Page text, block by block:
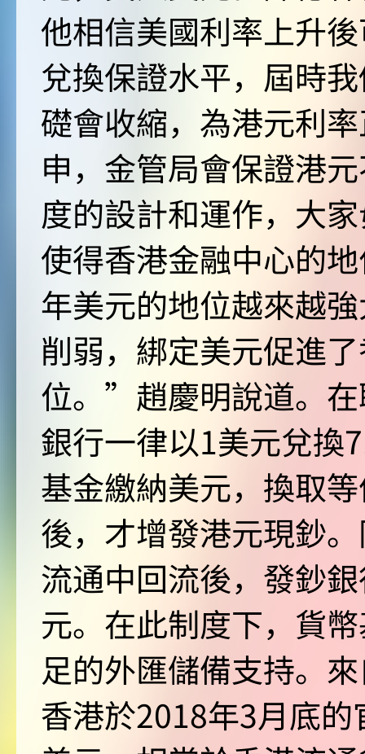
他相信美國利率上升
兌換保證水平，屆時
礎會收縮，為港元利
申，金管局會保證港
度的設計和運作，大
使得香港金融中心的
年美元的地位越來越
削弱，綁定美元促進
位。”趙慶明說道。
銀行一律以1美元兌換
基金繳納美元，換取
後，才增發港元現鈔
流通中回流後，發鈔
元。在此制度下，貨
足的外匯儲備支持。
香港於2018年3月底